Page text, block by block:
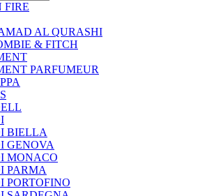
FIRE
AL QURASHI
& FITCH
PARFUMEUR
BIELLA
GENOVA
MONACO
PARMA
PORTOFINO